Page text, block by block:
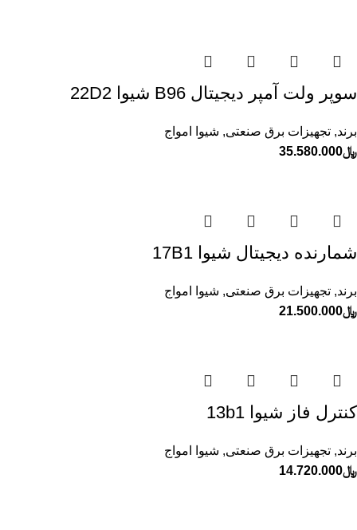
سوپر ولت آمپر ديجيتال B96 شيوا 22D2
برند, تجهیزات برق صنعتی, شیوا امواج
﷼35.580.000
شمارنده ديجيتال شيوا 17B1
برند, تجهیزات برق صنعتی, شیوا امواج
﷼21.500.000
كنترل فاز شيوا 13b1
برند, تجهیزات برق صنعتی, شیوا امواج
﷼14.720.000